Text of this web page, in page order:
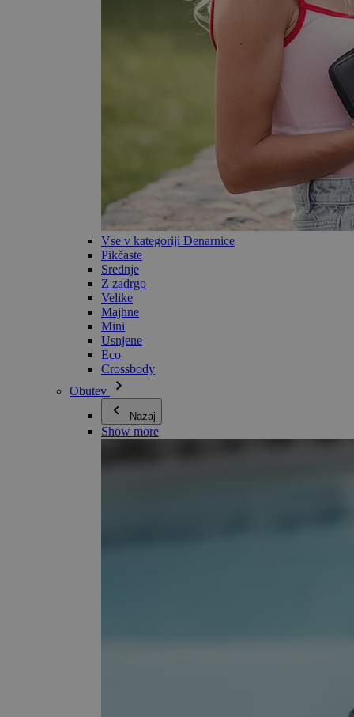
Vse v kategoriji Denarnice
Pikčaste
Srednje
Z zadrgo
Velike
Majhne
Mini
Usnjene
Eco
Crossbody
Obutev
Nazaj
Show more